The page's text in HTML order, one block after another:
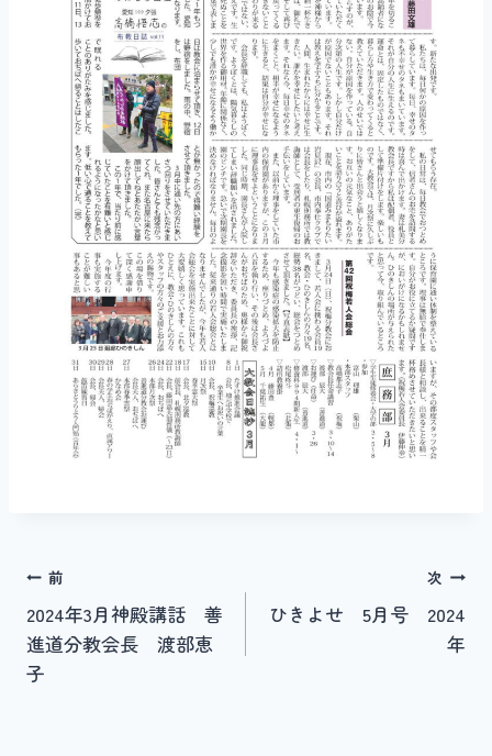
投
稿
ナ
前
2024年3月神殿講話 善
進道分教会長 渡部恵
子
次
ひきよせ 5月号 2024
年